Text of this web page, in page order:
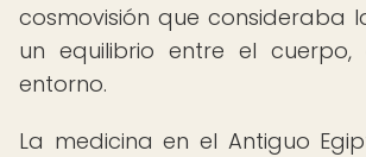
cosmovisión que consideraba
un equilibrio entre el
entorno.
La medicina en el Antiguo